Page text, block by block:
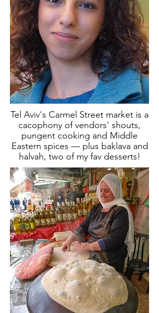
Tel Aviv's Carmel Street market is a
cacophony of vendors' shouts,
pungent cooking and Middle
Eastern spices — plus baklava and
halvah, two of my fav desserts!